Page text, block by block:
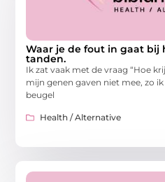
Waar je de fout in gaat bij
tanden.
Ik zat vaak met de vraag “Hoe
mijn genen gaven niet mee, zo
beugel
Health / Alternative